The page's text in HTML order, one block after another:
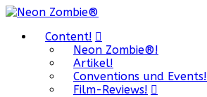
Content!
Neon Zombie®!
Artikel!
Conventions und Events!
Film-Reviews!